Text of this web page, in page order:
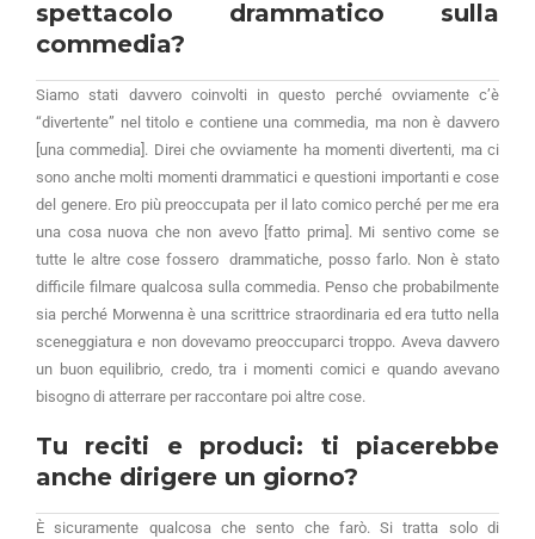
spettacolo drammatico sulla
commedia?
Siamo stati davvero coinvolti in questo perché ovviamente c’è
“divertente” nel titolo e contiene una commedia, ma non è davvero
[una commedia]. Direi che ovviamente ha momenti divertenti, ma ci
sono anche molti momenti drammatici e questioni importanti e cose
del genere. Ero più preoccupata per il lato comico perché per me era
una cosa nuova che non avevo [fatto prima]. Mi sentivo come se
tutte le altre cose fossero drammatiche, posso farlo. Non è stato
difficile filmare qualcosa sulla commedia. Penso che probabilmente
sia perché Morwenna è una scrittrice straordinaria ed era tutto nella
sceneggiatura e non dovevamo preoccuparci troppo. Aveva davvero
un buon equilibrio, credo, tra i momenti comici e quando avevano
bisogno di atterrare per raccontare poi altre cose.
Tu reciti e produci: ti piacerebbe
anche dirigere un giorno?
È sicuramente qualcosa che sento che farò. Si tratta solo di